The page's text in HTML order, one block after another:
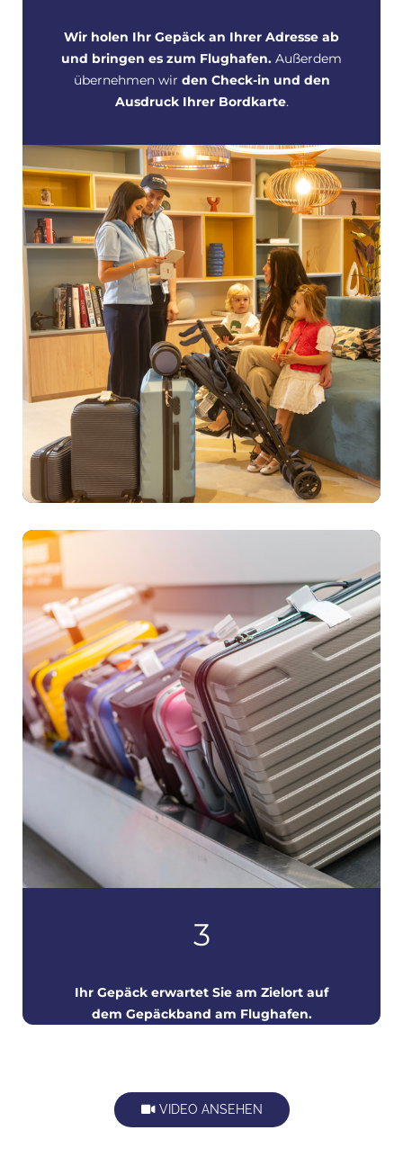
Wir holen Ihr Gepäck an Ihrer Adresse ab
und bringen es zum Flughafen. Außerdem
übernehmen wir den Check-in und den
Ausdruck Ihrer Bordkarte.
3
Ihr Gepäck erwartet Sie am Zielort auf
dem Gepäckband am Flughafen.
VIDEO ANSEHEN